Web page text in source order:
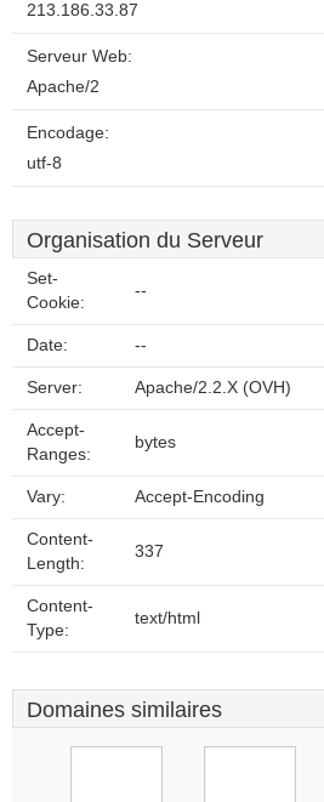
213.186.33.87
Serveur Web:
Apache/2
Encodage:
utf-8
Organisation du Serveur
Set-
Cookie:
--
Date: --
Server: Apache/2.2.X (OVH)
Accept-
Ranges:
bytes
Vary: Accept-Encoding
Content-
Length:
337
Content-
Type:
text/html
Domaines similaires